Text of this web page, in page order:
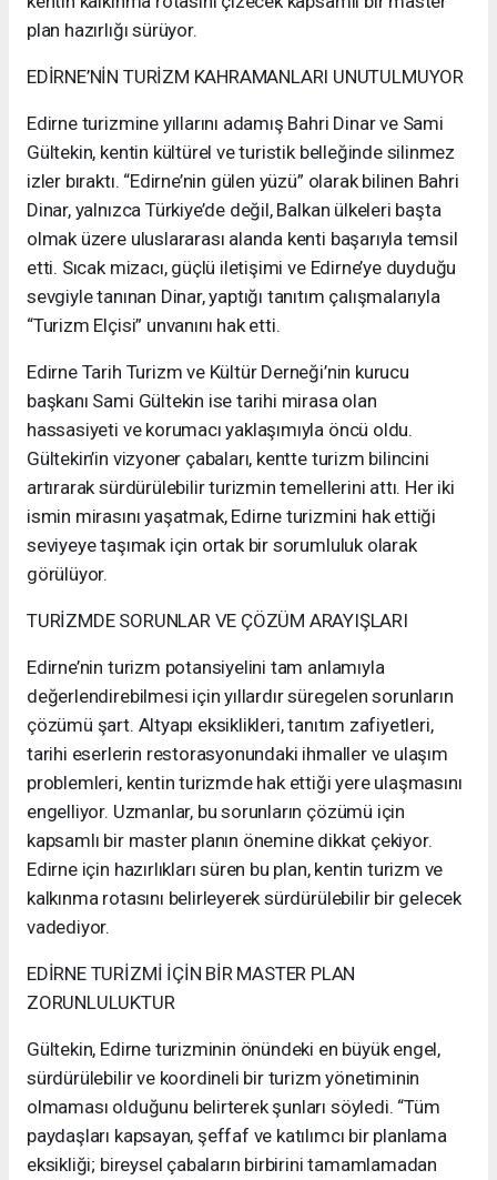
plan hazırlığı sürüyor.
EDİRNE’NİN TURİZM KAHRAMANLARI UNUTULMUYOR
Edirne turizmine yıllarını adamış Bahri Dinar ve Sami
Gültekin, kentin kültürel ve turistik belleğinde silinmez
izler bıraktı. “Edirne’nin gülen yüzü” olarak bilinen Bahri
Dinar, yalnızca Türkiye’de değil, Balkan ülkeleri başta
olmak üzere uluslararası alanda kenti başarıyla temsil
etti. Sıcak mizacı, güçlü iletişimi ve Edirne’ye duyduğu
sevgiyle tanınan Dinar, yaptığı tanıtım çalışmalarıyla
“Turizm Elçisi” unvanını hak etti.
Edirne Tarih Turizm ve Kültür Derneği’nin kurucu
başkanı Sami Gültekin ise tarihi mirasa olan
hassasiyeti ve korumacı yaklaşımıyla öncü oldu.
Gültekin’in vizyoner çabaları, kentte turizm bilincini
artırarak sürdürülebilir turizmin temellerini attı. Her iki
ismin mirasını yaşatmak, Edirne turizmini hak ettiği
seviyeye taşımak için ortak bir sorumluluk olarak
görülüyor.
TURİZMDE SORUNLAR VE ÇÖZÜM ARAYIŞLARI
Edirne’nin turizm potansiyelini tam anlamıyla
değerlendirebilmesi için yıllardır süregelen sorunların
çözümü şart. Altyapı eksiklikleri, tanıtım zafiyetleri,
tarihi eserlerin restorasyonundaki ihmaller ve ulaşım
problemleri, kentin turizmde hak ettiği yere ulaşmasını
engelliyor. Uzmanlar, bu sorunların çözümü için
kapsamlı bir master planın önemine dikkat çekiyor.
Edirne için hazırlıkları süren bu plan, kentin turizm ve
kalkınma rotasını belirleyerek sürdürülebilir bir gelecek
vadediyor.
EDİRNE TURİZMİ İÇİN BİR MASTER PLAN
ZORUNLULUKTUR
Gültekin, Edirne turizminin önündeki en büyük engel,
sürdürülebilir ve koordineli bir turizm yönetiminin
olmaması olduğunu belirterek şunları söyledi. “Tüm
paydaşları kapsayan, şeffaf ve katılımcı bir planlama
eksikliği; bireysel çabaların birbirini tamamlamadan